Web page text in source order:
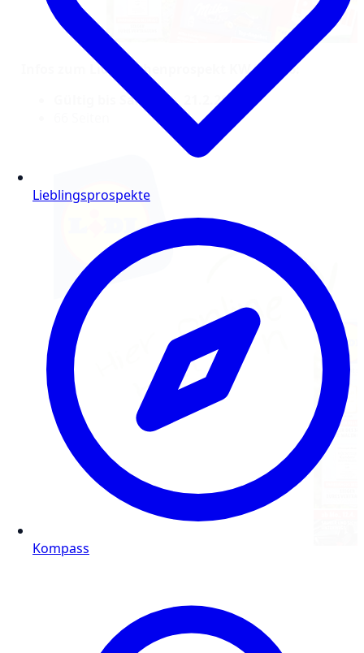
Infos zum Lidl Wochenprospekt KW 8/2026:
Gültig bis Samstag, 21.2.2026
Lieblingsprospekte
Kompass